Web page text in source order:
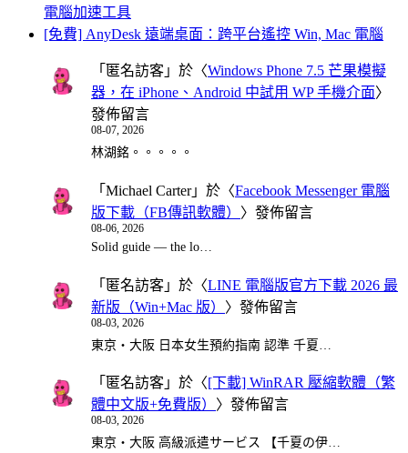
電腦加速工具
[免費] AnyDesk 遠端桌面：跨平台遙控 Win, Mac 電腦
「 匿名訪客 」於〈Windows Phone 7.5 芒果模擬
器，在 iPhone、Android 中試用 WP 手機介面〉
發佈留言
08-07, 2026
林湖銘。。。。。
「 Michael Carter」於〈Facebook Messenger 電腦
版下載（FB傳訊軟體） 〉發佈留言
08-06, 2026
Solid guide — the lo…
「 匿名訪客 」於〈LINE 電腦版官方下載 2026 最
新版（Win+Mac 版） 〉發佈留言
08-03, 2026
東京・大阪 日本女生預約指南 認準 千夏…
「 匿名訪客 」於〈[下載] WinRAR 壓縮軟體（繁
體中文版+免費版） 〉發佈留言
08-03, 2026
東京・大阪 高級派遣サービス 【千夏の伊…